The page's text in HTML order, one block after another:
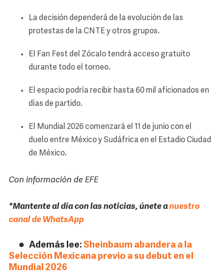
La decisión dependerá de la evolución de las
protestas de la CNTE y otros grupos.
El Fan Fest del Zócalo tendrá acceso gratuito
durante todo el torneo.
El espacio podría recibir hasta 60 mil aficionados en
días de partido.
El Mundial 2026 comenzará el 11 de junio con el
duelo entre México y Sudáfrica en el Estadio Ciudad
de México.
Con información de EFE
*Mantente al día con las noticias, únete anuestro
canal de WhatsApp
Además lee: Sheinbaum abandera a la
Selección Mexicana previo a su debut en el
Mundial 2026